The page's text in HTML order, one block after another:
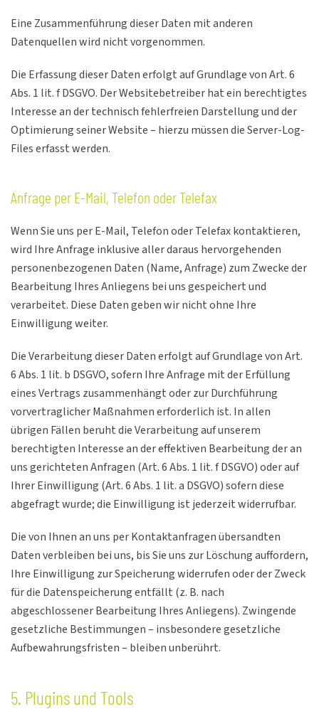
Eine Zusammenführung dieser Daten mit anderen
Datenquellen wird nicht vorgenommen.
Die Erfassung dieser Daten erfolgt auf Grundlage von Art. 6
Abs. 1 lit. f DSGVO. Der Websitebetreiber hat ein berechtigtes
Interesse an der technisch fehlerfreien Darstellung und der
Optimierung seiner Website – hierzu müssen die Server-Log-
Files erfasst werden.
Anfrage per E-Mail, Telefon oder Telefax
Wenn Sie uns per E-Mail, Telefon oder Telefax kontaktieren,
wird Ihre Anfrage inklusive aller daraus hervorgehenden
personenbezogenen Daten (Name, Anfrage) zum Zwecke der
Bearbeitung Ihres Anliegens bei uns gespeichert und
verarbeitet. Diese Daten geben wir nicht ohne Ihre
Einwilligung weiter.
Die Verarbeitung dieser Daten erfolgt auf Grundlage von Art.
6 Abs. 1 lit. b DSGVO, sofern Ihre Anfrage mit der Erfüllung
eines Vertrags zusammenhängt oder zur Durchführung
vorvertraglicher Maßnahmen erforderlich ist. In allen
übrigen Fällen beruht die Verarbeitung auf unserem
berechtigten Interesse an der effektiven Bearbeitung der an
uns gerichteten Anfragen (Art. 6 Abs. 1 lit. f DSGVO) oder auf
Ihrer Einwilligung (Art. 6 Abs. 1 lit. a DSGVO) sofern diese
abgefragt wurde; die Einwilligung ist jederzeit widerrufbar.
Die von Ihnen an uns per Kontaktanfragen übersandten
Daten verbleiben bei uns, bis Sie uns zur Löschung auffordern,
Ihre Einwilligung zur Speicherung widerrufen oder der Zweck
für die Datenspeicherung entfällt (z. B. nach
abgeschlossener Bearbeitung Ihres Anliegens). Zwingende
gesetzliche Bestimmungen – insbesondere gesetzliche
Aufbewahrungsfristen – bleiben unberührt.
5. Plugins und Tools